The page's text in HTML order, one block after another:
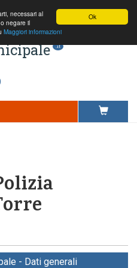
Ok
necessari al
negare il
Maggiori informazioni
.it
- Dati generali